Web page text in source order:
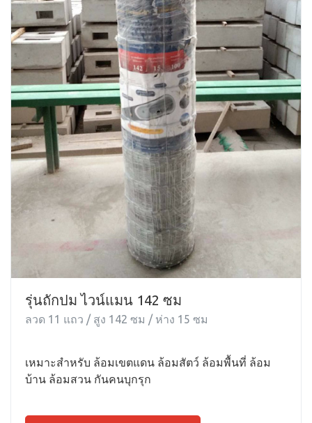
รุ่นถักปม ไวน์แมน 142 ซม
ลวด 11 แถว / สูง 142 ซม / ห่าง 15 ซม
เหมาะสำหรับ ล้อมเขตแดน ล้อมสัตว์ ล้อมพื้นที่ ล้อม
บ้าน ล้อมสวน กันคนบุกรุก